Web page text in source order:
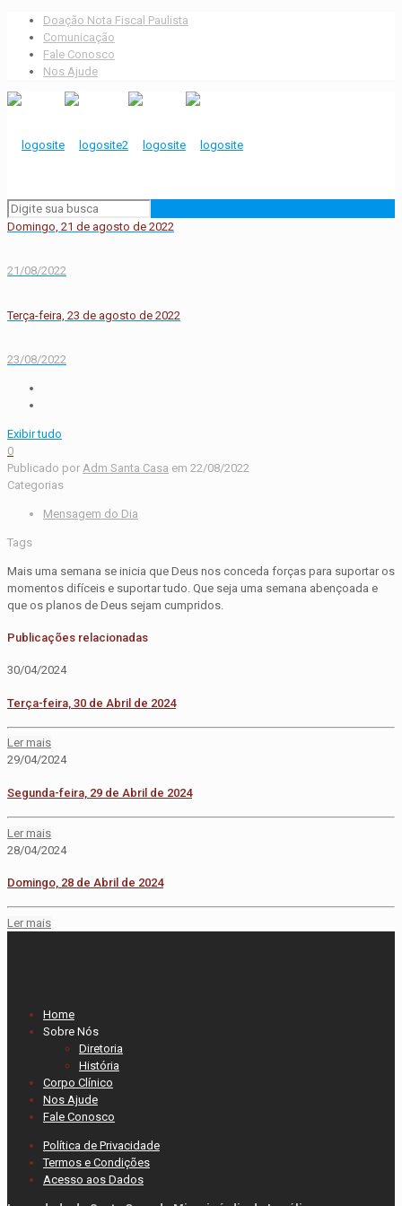
Doação Nota Fiscal Paulista
Comunicação
Fale Conosco
Nos Ajude
Domingo, 21 de agosto de 2022
21/08/2022
Terça-feira, 23 de agosto de 2022
23/08/2022
Exibir tudo
0
Publicado por Adm Santa Casa em 22/08/2022
Categorias
Mensagem do Dia
Tags
Mais uma semana se inicia que Deus nos conceda forças para suportar os
momentos difíceis e suportar tudo. Que seja uma semana abençoada e
que os planos de Deus sejam cumpridos.
Publicações relacionadas
30/04/2024
Terça-feira, 30 de Abril de 2024
Ler mais
29/04/2024
Segunda-feira, 29 de Abril de 2024
Ler mais
28/04/2024
Domingo, 28 de Abril de 2024
Ler mais
Home
Sobre Nós
Diretoria
História
Corpo Clínico
Nos Ajude
Fale Conosco
Política de Privacidade
Termos e Condições
Acesso aos Dados